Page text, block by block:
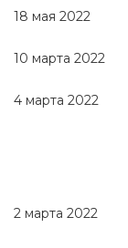
18 мая 2022
10 марта 2022
4 марта 2022
2 марта 2022